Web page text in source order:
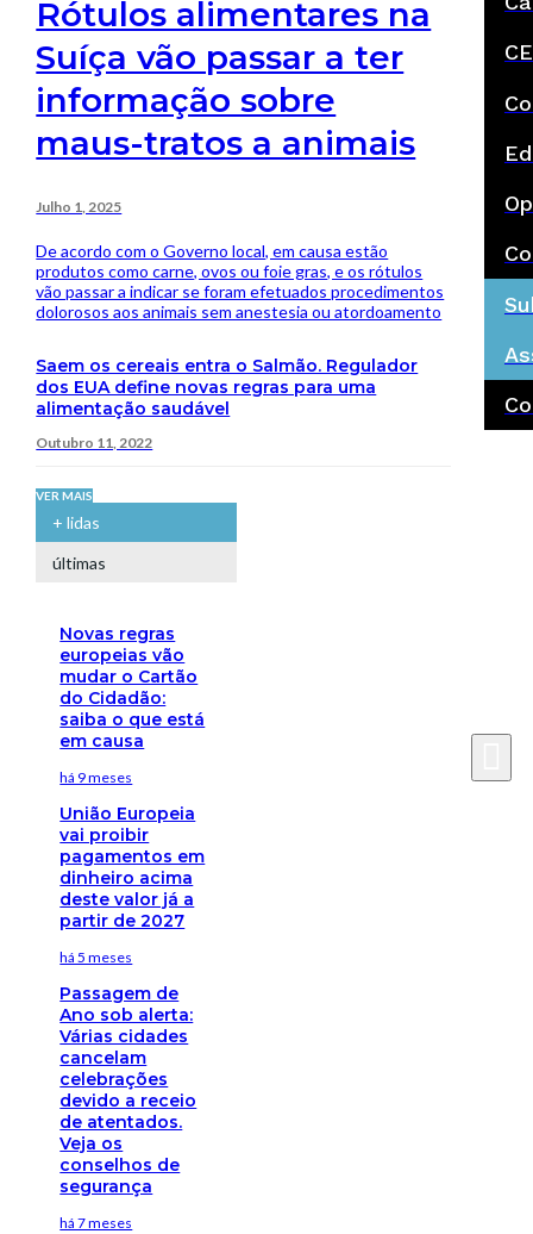
Rótulos alimentares na
Suíça vão passar a ter
informação sobre
maus-tratos a animais
Julho 1, 2025
De acordo com o Governo local, em causa estão
produtos como carne, ovos ou foie gras, e os rótulos
vão passar a indicar se foram efetuados procedimentos
dolorosos aos animais sem anestesia ou atordoamento
Saem os cereais entra o Salmão. Regulador
dos EUA define novas regras para uma
alimentação saudável
Outubro 11, 2022
VER MAIS
+ lidas
últimas
Novas regras
europeias vão
mudar o Cartão
do Cidadão:
saiba o que está
em causa
há 9 meses
União Europeia
vai proibir
pagamentos em
dinheiro acima
deste valor já a
partir de 2027
há 5 meses
Passagem de
Ano sob alerta:
Várias cidades
cancelam
celebrações
devido a receio
de atentados.
Veja os
conselhos de
segurança
há 7 meses